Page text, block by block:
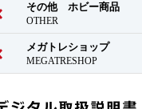
その他 ホビー商品
OTHER
メガトレショップ
MEGATRESHOP